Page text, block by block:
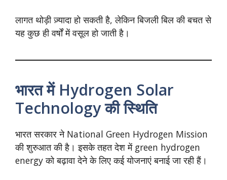
लागत थोड़ी ज़्यादा हो सकती है, लेकिन बिजली बिल की बचत से
यह कुछ ही वर्षों में वसूल हो जाती है।
भारत में Hydrogen Solar
Technology की स्थिति
भारत सरकार ने National Green Hydrogen Mission
की शुरुआत की है। इसके तहत देश में green hydrogen
energy को बढ़ावा देने के लिए कई योजनाएं बनाई जा रही हैं।